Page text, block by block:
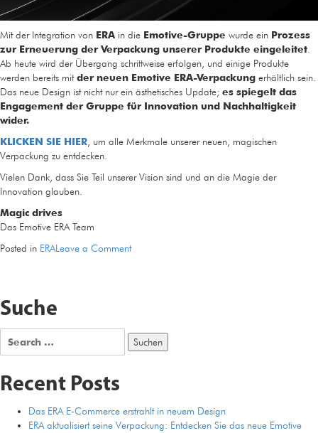
Mit der Integration von ERA in die Emotive-Gruppe wurde ein Prozess
zur Erneuerung der Verpackung unserer Produkte eingeleitet
Ab heute wird der Übergang schrittweise erfolgen, und einige Produkte
werden bereits mitder neuen Emotive ERA-Verpackung erhältlich sein.
Das neue Design ist nicht nur ein ästhetisches Update; es spiegelt das
Engagement der Gruppe für Innovation und Nachhaltigkeit
wider.
KLICKEN SIE HIER , um alle Merkmale unserer neuen, magischen
Verpackung zu entdecken.
Vielen Dank, dass Sie Teil unserer Vision sind und an die Magie der
Innovation glauben.
Magic drives
Das Emotive ERA Team
Posted in ERALeave a Commenton
Sie
das
Suche
for:
Recent Posts
Das ERA E-Commerce erstrahlt in neuem Design
ERA aktualisiert seine Verpackung: Entdecken Sie das neue Emotive